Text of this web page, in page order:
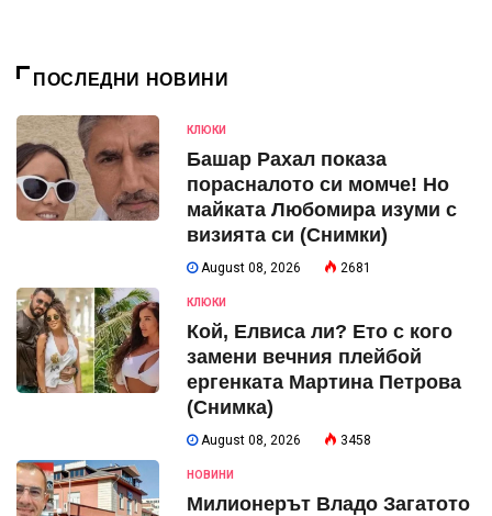
ПОСЛЕДНИ НОВИНИ
КЛЮКИ
Башар Рахал показа
порасналото си момче! Но
майката Любомира изуми с
визията си (Снимки)
August 08, 2026 2681
КЛЮКИ
Кой, Елвиса ли? Ето с кого
замени вечния плейбой
ергенката Мартина Петрова
(Снимка)
August 08, 2026 3458
НОВИНИ
Милионерът Владо Загатото